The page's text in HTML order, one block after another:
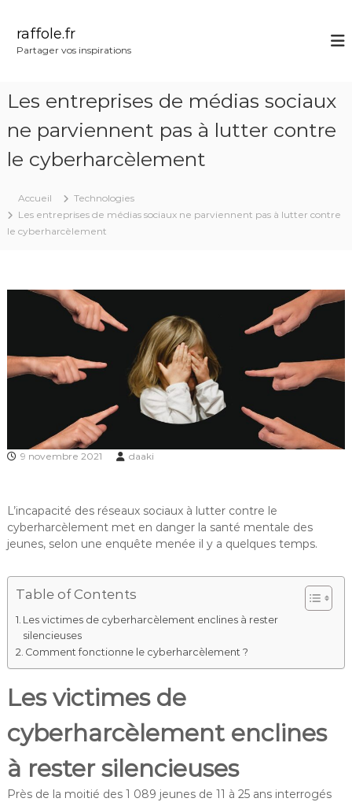
raffole.fr
Partager vos inspirations
Les entreprises de médias sociaux
ne parviennent pas à lutter contre
le cyberharcèlement
Accueil
Technologies
Les entreprises de médias sociaux ne parviennent pas à lutter contre
le cyberharcèlement
9 novembre 2021 daaki
L’incapacité des réseaux sociaux à lutter contre le
cyberharcèlement met en danger la santé mentale des
jeunes, selon une enquête menée il y a quelques temps.
Table of Contents
Les victimes de cyberharcèlement enclines à rester
silencieuses
Comment fonctionne le cyberharcèlement ?
Les victimes de
cyberharcèlement enclines
à rester silencieuses
Près de la moitié des 1 089 jeunes de 11 à 25 ans interrogés